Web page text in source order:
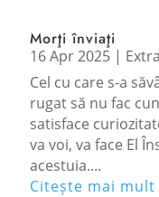
Morţi înviaţi
16 Apr 2025|
Cel cu care s-a
rugat să nu fac
satisface
va voi, va face El
acestuia....
Citește mai mult